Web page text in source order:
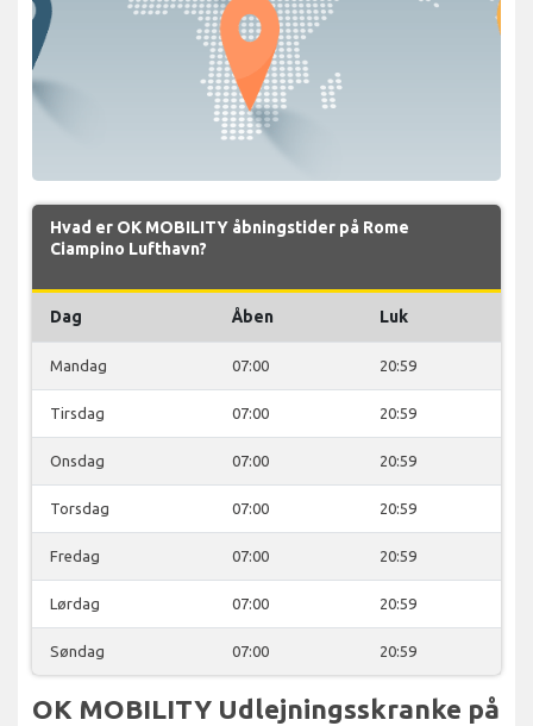
Hvad er OK MOBILITY åbningstider på Rome
Ciampino Lufthavn?
Dag Åben Luk
Mandag 07:00 20:59
Tirsdag 07:00 20:59
Onsdag 07:00 20:59
Torsdag 07:00 20:59
Fredag 07:00 20:59
Lørdag 07:00 20:59
Søndag 07:00 20:59
OK MOBILITY Udlejningsskranke på